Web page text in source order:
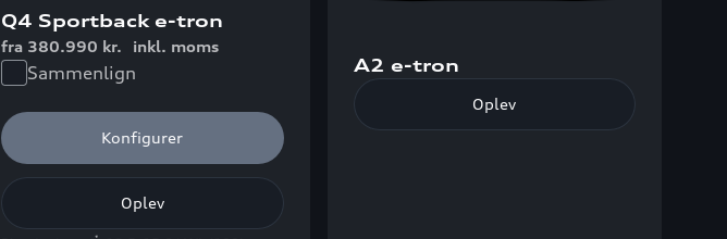
Q4 Sportback e-tron
fra 380.990 kr. inkl. moms
Sammenlign
Konfigurer
Oplev
A2 e-tron
Oplev